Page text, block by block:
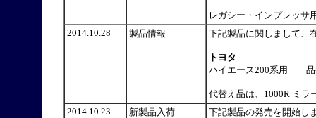
レガシー・インプレッサ
2014.10.28
製品情報 下記製品に関しまして
トヨタ
ハイエース200系用 品
代替え品は、1000R ミ
2014.10.23
新製品入荷 下記製品の発売を開始